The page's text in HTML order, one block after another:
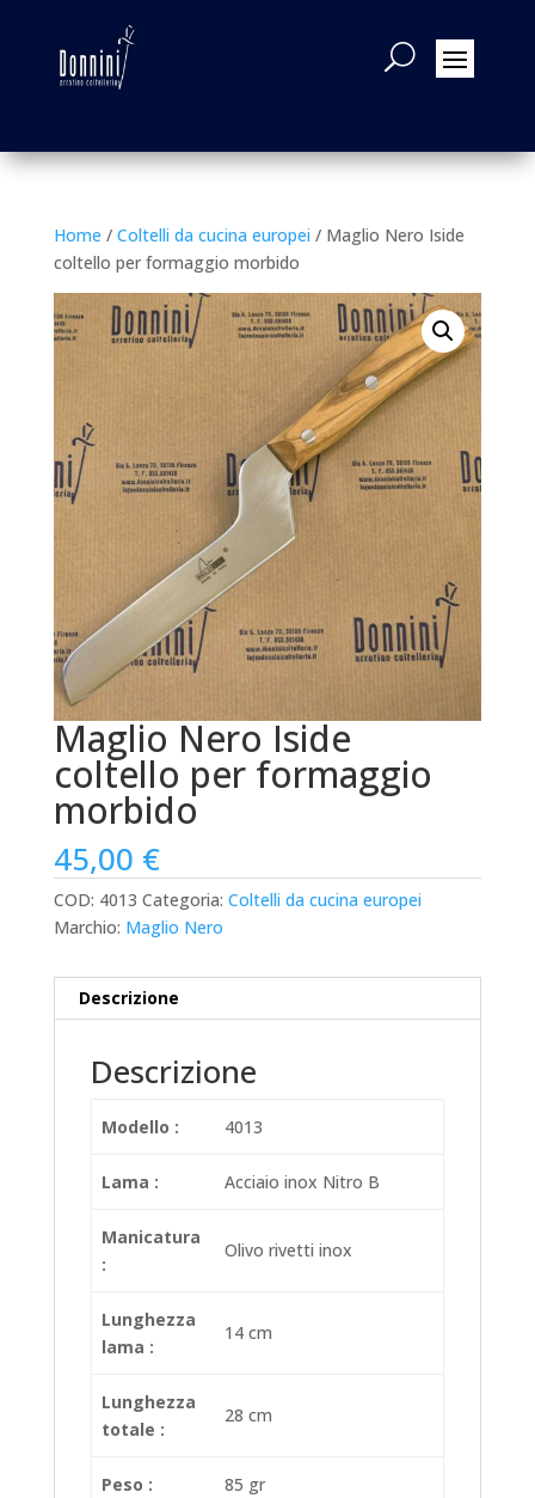
Home / Coltelli da cucina europei / Maglio Nero Iside
coltello per formaggio morbido
Maglio Nero Iside
coltello per formaggio
morbido
45,00 €
COD: 4013 Categoria: Coltelli da cucina europei
Marchio: Maglio Nero
Descrizione
Descrizione
Modello : 4013
Lama : Acciaio inox Nitro B
Manicatura
:
Olivo rivetti inox
Lunghezza
lama :
14 cm
Lunghezza
totale :
28 cm
Peso : 85 gr